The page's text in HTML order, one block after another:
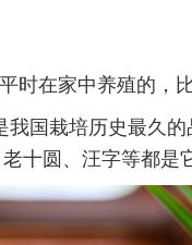
在家中养殖的，比
国栽培历史最久的
十圆、汪字等都是